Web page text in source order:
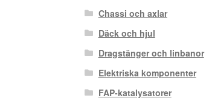
Chassi och axlar
Däck och hjul
Dragstänger och linbanor
Elektriska komponenter
FAP-katalysatorer